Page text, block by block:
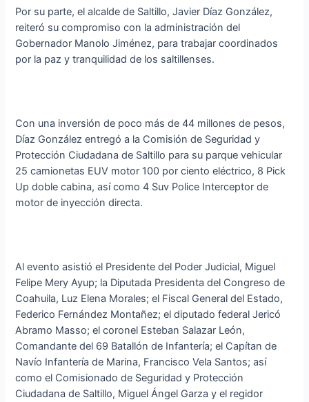
Por su parte, el alcalde de Saltillo, Javier Díaz González,
reiteró su compromiso con la administración del
Gobernador Manolo Jiménez, para trabajar coordinados
por la paz y tranquilidad de los saltillenses.
Con una inversión de poco más de 44 millones de pesos,
Díaz González entregó a la Comisión de Seguridad y
Protección Ciudadana de Saltillo para su parque vehicular
25 camionetas EUV motor 100 por ciento eléctrico, 8 Pick
Up doble cabina, así como 4 Suv Police Interceptor de
motor de inyección directa.
Al evento asistió el Presidente del Poder Judicial, Miguel
Felipe Mery Ayup; la Diputada Presidenta del Congreso de
Coahuila, Luz Elena Morales; el Fiscal General del Estado,
Federico Fernández Montañez; el diputado federal Jericó
Abramo Masso; el coronel Esteban Salazar León,
Comandante del 69 Batallón de Infantería; el Capítan de
Navío Infantería de Marina, Francisco Vela Santos; así
como el Comisionado de Seguridad y Protección
Ciudadana de Saltillo, Miguel Ángel Garza y el regidor